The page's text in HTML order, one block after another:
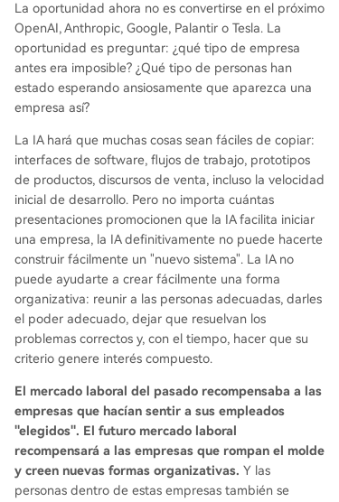
La oportunidad ahora no es convertirse en el próximo
OpenAI, Anthropic, Google, Palantir o Tesla. La
oportunidad es preguntar: ¿qué tipo de empresa
antes era imposible? ¿Qué tipo de personas han
estado esperando ansiosamente que aparezca una
empresa así?
La IA hará que muchas cosas sean fáciles de copiar:
interfaces de software, flujos de trabajo, prototipos
de productos, discursos de venta, incluso la velocidad
inicial de desarrollo. Pero no importa cuántas
presentaciones promocionen que la IA facilita iniciar
una empresa, la IA definitivamente no puede hacerte
construir fácilmente un "nuevo sistema". La IA no
puede ayudarte a crear fácilmente una forma
organizativa: reunir a las personas adecuadas, darles
el poder adecuado, dejar que resuelvan los
problemas correctos y, con el tiempo, hacer que su
criterio genere interés compuesto.
El mercado laboral del pasado recompensaba a las
empresas que hacían sentir a sus empleados
"elegidos". El futuro mercado laboral
recompensará a las empresas que rompan el molde
y creen nuevas formas organizativas. Y las
personas dentro de estas empresas también se